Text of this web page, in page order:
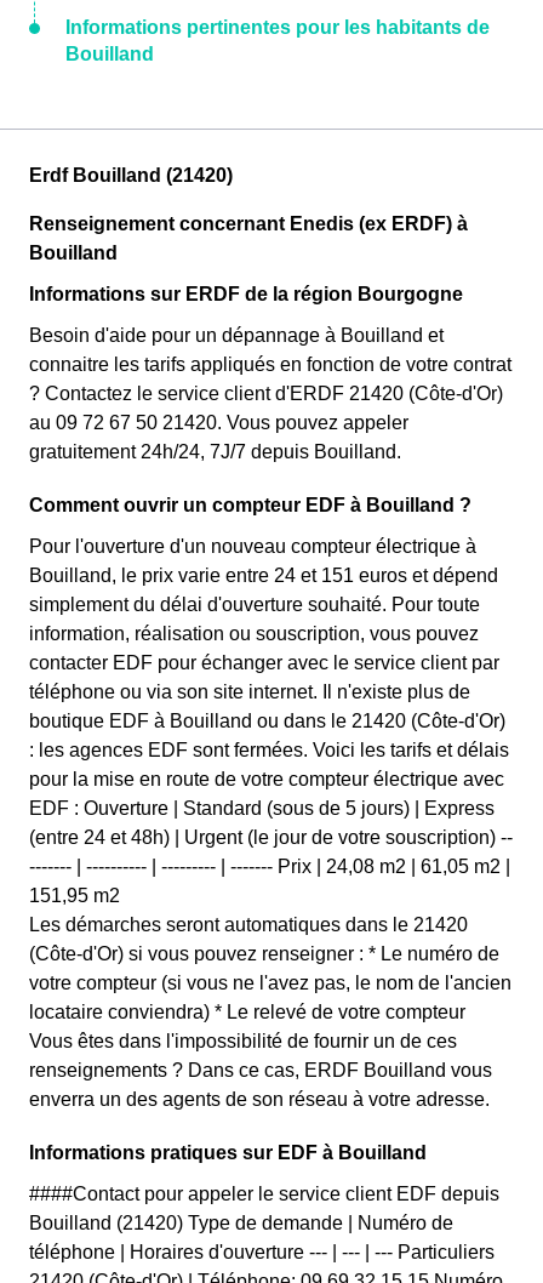
Informations pertinentes pour les habitants de
Bouilland
Erdf Bouilland (21420)
Renseignement concernant Enedis (ex ERDF) à
Bouilland
Informations sur ERDF de la région Bourgogne
Besoin d'aide pour un dépannage à Bouilland et
connaitre les tarifs appliqués en fonction de votre contrat
? Contactez le service client d'ERDF 21420 (Côte-d'Or)
au 09 72 67 50 21420. Vous pouvez appeler
gratuitement 24h/24, 7J/7 depuis Bouilland.
Comment ouvrir un compteur EDF à Bouilland ?
Pour l'ouverture d'un nouveau compteur électrique à
Bouilland, le prix varie entre 24 et 151 euros et dépend
simplement du délai d'ouverture souhaité. Pour toute
information, réalisation ou souscription, vous pouvez
contacter EDF pour échanger avec le service client par
téléphone ou via son site internet. Il n'existe plus de
boutique EDF à Bouilland ou dans le 21420 (Côte-d'Or)
: les agences EDF sont fermées. Voici les tarifs et délais
pour la mise en route de votre compteur électrique avec
EDF : Ouverture | Standard (sous de 5 jours) | Express
(entre 24 et 48h) | Urgent (le jour de votre souscription) --
------- | ---------- | --------- | ------- Prix | 24,08 m2 | 61,05 m2 |
151,95 m2
Les démarches seront automatiques dans le 21420
(Côte-d'Or) si vous pouvez renseigner : * Le numéro de
votre compteur (si vous ne l'avez pas, le nom de l'ancien
locataire conviendra) * Le relevé de votre compteur
Vous êtes dans l'impossibilité de fournir un de ces
renseignements ? Dans ce cas, ERDF Bouilland vous
enverra un des agents de son réseau à votre adresse.
Informations pratiques sur EDF à Bouilland
####Contact pour appeler le service client EDF depuis
Bouilland (21420) Type de demande | Numéro de
téléphone | Horaires d'ouverture --- | --- | --- Particuliers